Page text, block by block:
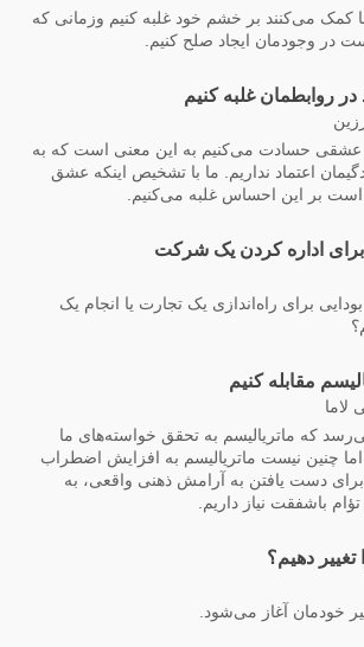
کمک می‌کنند بر خشم خود غلبه کنیم وزمانی که
در وجودمان ایجاد صلح کنیم.
روابطمان غلبه کنیم
عشقی حسادت می‌کنیم به این معنی است که به
اعتماد نداریم. ما با تشخیص اینکه عشق
است بر این احساس غلبه می‌کنیم.
برای راه‌اندازی یک تجارت یا انجام یک
مقابله کنیم
لاما
که ماتریالیسم به تحقق خواسته‌های ما
چنین نیست ماتریالیسم به افزایش اضطراب
دست یافتن به آرامش ذهنی واقعی، به
باشفقت نیاز داریم.
دهیم؟
خودمان آغاز می‌شود.